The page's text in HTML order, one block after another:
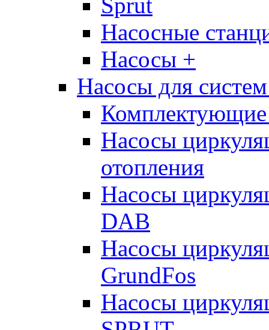
Насосные
Насосы +
Насосы для
Комплектующие
Насосы
отопления
Насосы
DAB
Насосы
GrundFos
Насосы